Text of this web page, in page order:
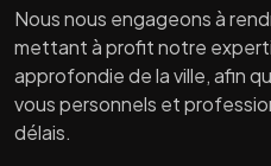
Nous nous engageons à
mettant à profit notre
approfondie de la ville, afin
vous personnels et
délais.